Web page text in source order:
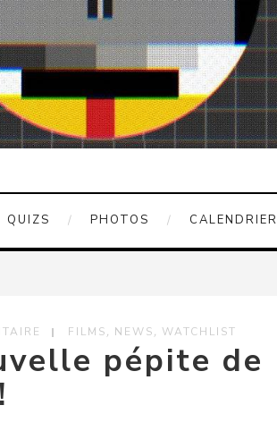
QUIZS PHOTOS CALENDRIER
FILMS, NEWS, WATCHLIST
pépite de